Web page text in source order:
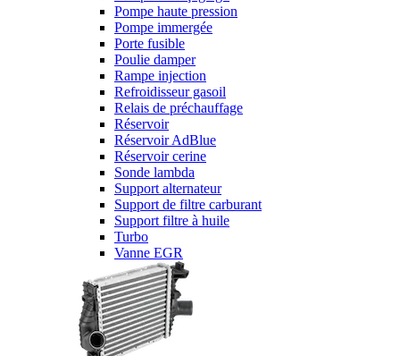
Pompe haute pression
Pompe immergée
Porte fusible
Poulie damper
Rampe injection
Refroidisseur gasoil
Relais de préchauffage
Réservoir
Réservoir AdBlue
Réservoir cerine
Sonde lambda
Support alternateur
Support de filtre carburant
Support filtre à huile
Turbo
Vanne EGR